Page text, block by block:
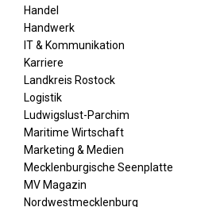
Handel
Handwerk
IT & Kommunikation
Karriere
Landkreis Rostock
Logistik
Ludwigslust-Parchim
Maritime Wirtschaft
Marketing & Medien
Mecklenburgische Seenplatte
MV Magazin
Nordwestmecklenburg